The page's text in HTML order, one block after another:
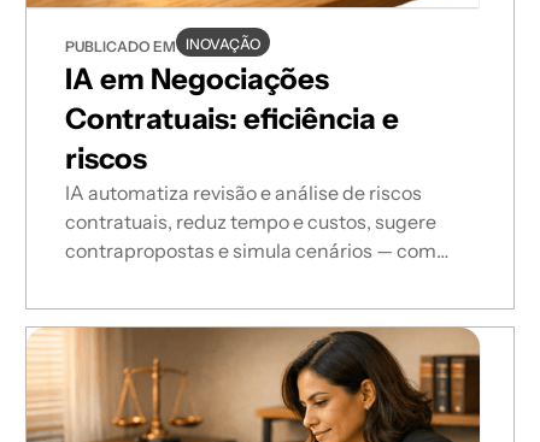
PUBLICADO EM INOVAÇÃO
IA em Negociações
Contratuais: eficiência e
riscos
IA automatiza revisão e análise de riscos
contratuais, reduz tempo e custos, sugere
contrapropostas e simula cenários — com